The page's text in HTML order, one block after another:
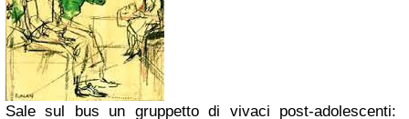
Sale sul bus un gruppetto di vivaci post-adolescenti: